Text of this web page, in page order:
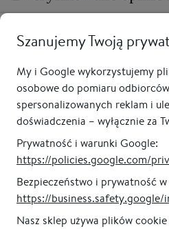
Produkt b.dobrej jakości ,
wysyłka.
Szanujemy Twoją
My i Google wykorzystujemy
osobowe do pomiaru
spersonalizowanych reklam i
doświadczenia – wyłącznie za
Prywatność i warunki Google:
https://policies.google.com/
Bezpieczeństwo i prywatność
https://
Nasz sklep używa plików